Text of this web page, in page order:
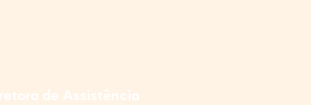
de Assistência